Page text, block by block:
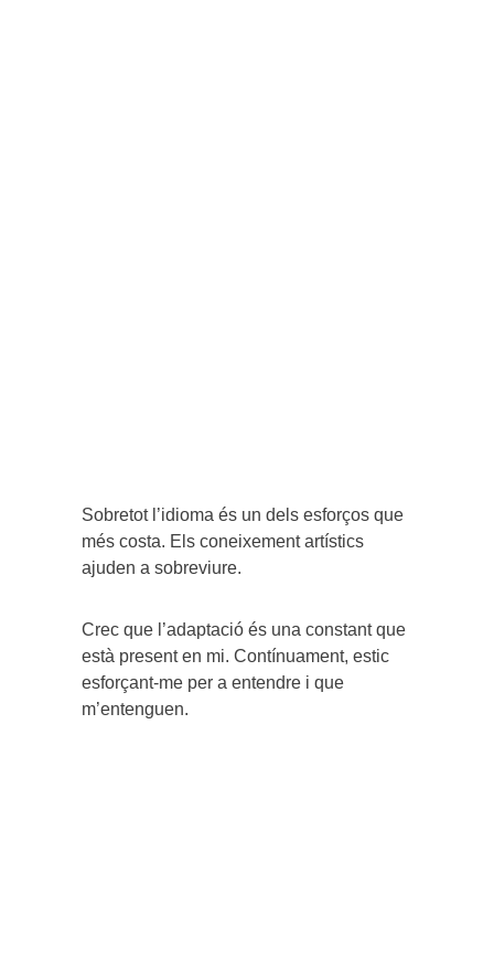
Sobretot l’idioma és un dels esforços que
més costa. Els coneixement artístics
ajuden a sobreviure.
Crec que l’adaptació és una constant que
està present en mi. Contínuament, estic
esforçant-me per a entendre i que
m’entenguen.